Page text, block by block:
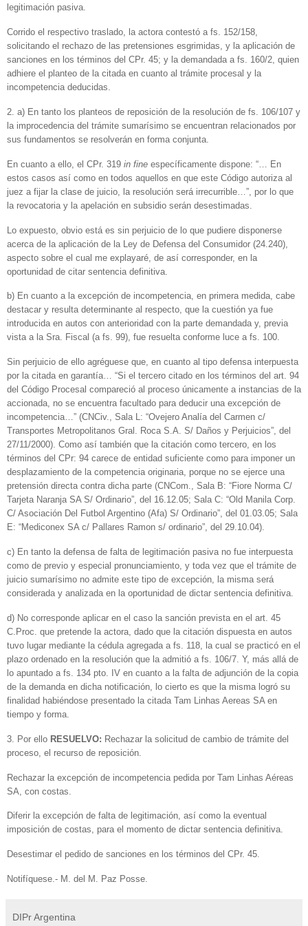
legitimación pasiva.
Corrido el respectivo traslado, la actora contestó a fs. 152/158,
solicitando el rechazo de las pretensiones esgrimidas, y la aplicación de
sanciones en los términos del CPr. 45; y la demandada a fs. 160/2, quien
adhiere el planteo de la citada en cuanto al trámite procesal y la
incompetencia deducidas.
2. a) En tanto los planteos de reposición de la resolución de fs. 106/107 y
la improcedencia del trámite sumarísimo se encuentran relacionados por
sus fundamentos se resolverán en forma conjunta.
En cuanto a ello, el CPr. 319 in fine específicamente dispone: “… En
estos casos así como en todos aquellos en que este Código autoriza al
juez a fijar la clase de juicio, la resolución será irrecurrible…”, por lo que
la revocatoria y la apelación en subsidio serán desestimadas.
Lo expuesto, obvio está es sin perjuicio de lo que pudiere disponerse
acerca de la aplicación de la Ley de Defensa del Consumidor (24.240),
aspecto sobre el cual me explayaré, de así corresponder, en la
oportunidad de citar sentencia definitiva.
b) En cuanto a la excepción de incompetencia, en primera medida, cabe
destacar y resulta determinante al respecto, que la cuestión ya fue
introducida en autos con anterioridad con la parte demandada y, previa
vista a la Sra. Fiscal (a fs. 99), fue resuelta conforme luce a fs. 100.
Sin perjuicio de ello agréguese que, en cuanto al tipo defensa interpuesta
por la citada en garantía… “Si el tercero citado en los términos del art. 94
del Código Procesal compareció al proceso únicamente a instancias de la
accionada, no se encuentra facultado para deducir una excepción de
incompetencia…” (CNCiv., Sala L: “Ovejero Analía del Carmen c/
Transportes Metropolitanos Gral. Roca S.A. S/ Daños y Perjuicios”, del
27/11/2000). Como así también que la citación como tercero, en los
términos del CPr: 94 carece de entidad suficiente como para imponer un
desplazamiento de la competencia originaria, porque no se ejerce una
pretensión directa contra dicha parte (CNCom., Sala B: “Fiore Norma C/
Tarjeta Naranja SA S/ Ordinario”, del 16.12.05; Sala C: “Old Manila Corp.
C/ Asociación Del Futbol Argentino (Afa) S/ Ordinario”, del 01.03.05; Sala
E: “Mediconex SA c/ Pallares Ramon s/ ordinario”, del 29.10.04).
c) En tanto la defensa de falta de legitimación pasiva no fue interpuesta
como de previo y especial pronunciamiento, y toda vez que el trámite de
juicio sumarísimo no admite este tipo de excepción, la misma será
considerada y analizada en la oportunidad de dictar sentencia definitiva.
d) No corresponde aplicar en el caso la sanción prevista en el art. 45
C.Proc. que pretende la actora, dado que la citación dispuesta en autos
tuvo lugar mediante la cédula agregada a fs. 118, la cual se practicó en el
plazo ordenado en la resolución que la admitió a fs. 106/7. Y, más allá de
lo apuntado a fs. 134 pto. IV en cuanto a la falta de adjunción de la copia
de la demanda en dicha notificación, lo cierto es que la misma logró su
finalidad habiéndose presentado la citada Tam Linhas Aereas SA en
tiempo y forma.
3. Por ello RESUELVO: Rechazar la solicitud de cambio de trámite del
proceso, el recurso de reposición.
Rechazar la excepción de incompetencia pedida por Tam Linhas Aéreas
SA, con costas.
Diferir la excepción de falta de legitimación, así como la eventual
imposición de costas, para el momento de dictar sentencia definitiva.
Desestimar el pedido de sanciones en los términos del CPr. 45.
Notifíquese.- M. del M. Paz Posse.
DIPr Argentina